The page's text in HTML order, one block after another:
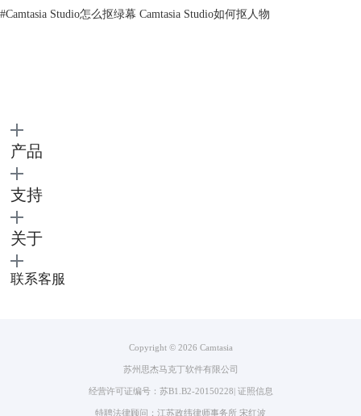
1.如果你使用的是ppt自带的录制功能，首先在菜单中找到“导出为视频”，
2.选择自定义导出后，你可以选择导出视频的大小，也就是清晰程度。
#Camtasia Studio怎么抠绿幕 Camtasia Studio如何抠人物
产品
支持
关于
联系客服
Copyright © 2026 Camtasia
苏州思杰马克丁软件有限公司
经营许可证编号：苏B1.B2-20150228 证照信息
特聘法律顾问：江苏政纬律师事务所 宋红波